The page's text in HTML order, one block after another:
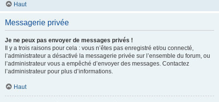
Haut
Messagerie privée
Je ne peux pas envoyer de messages privés !
Il y a trois raisons pour cela : vous n’êtes pas enregistré et/ou connecté,
l’administrateur a désactivé la messagerie privée sur l’ensemble du forum, ou
l’administrateur vous a empêché d’envoyer des messages. Contactez
l’administrateur pour plus d’informations.
Haut